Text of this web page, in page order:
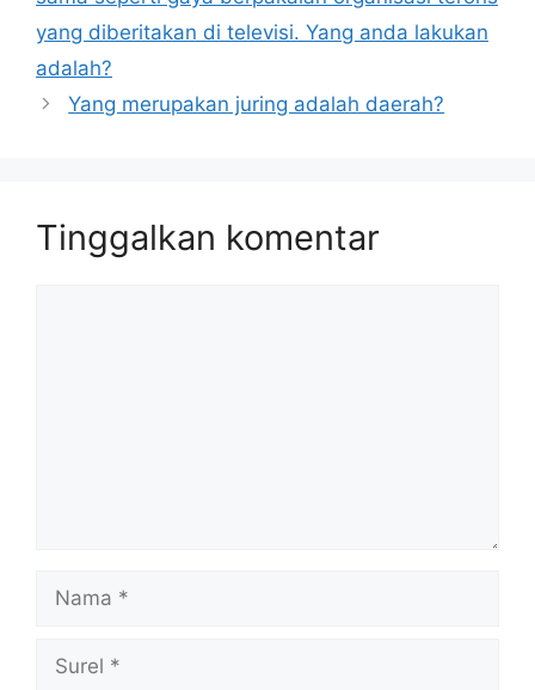
yang diberitakan di televisi. Yang anda lakukan
adalah?
Yang merupakan juring adalah daerah?
Tinggalkan komentar